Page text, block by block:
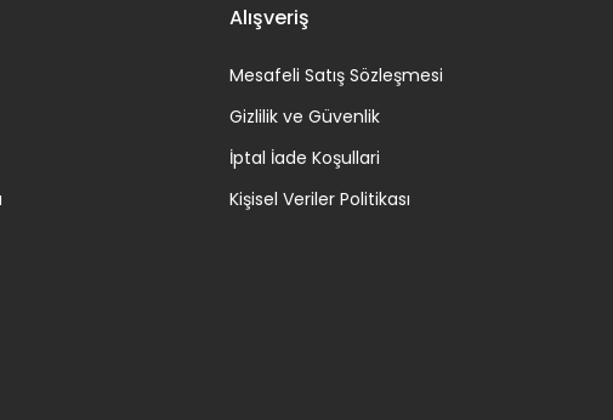
Alışveriş
Mesafeli Satış Sözleşmesi
Gizlilik ve Güvenlik
İptal İade Koşullari
Kişisel Veriler Politikası